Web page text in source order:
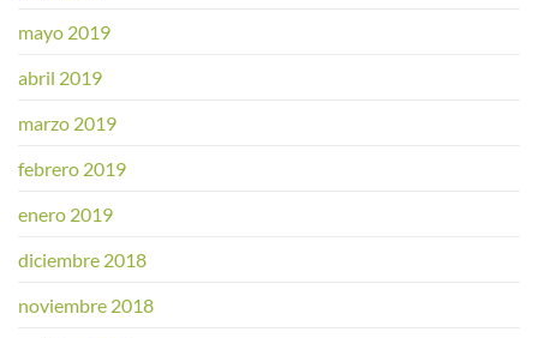
mayo 2019
abril 2019
marzo 2019
febrero 2019
enero 2019
diciembre 2018
noviembre 2018